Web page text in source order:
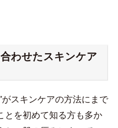
わせたスキンケア
スキンケアの方法にまで
とを初めて知る方も多か